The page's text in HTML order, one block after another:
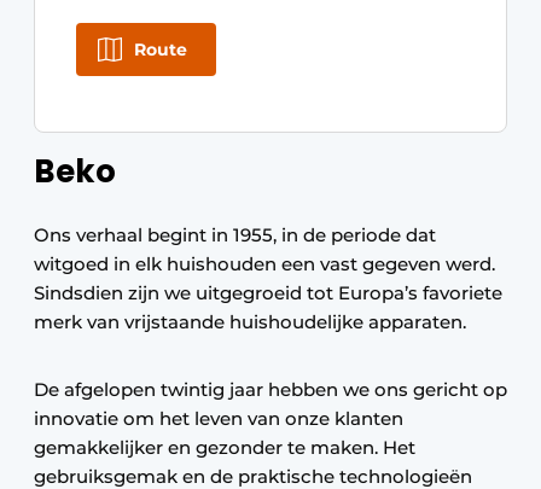
Beko
Ons verhaal begint in 1955, in de periode dat
witgoed in elk huishouden een vast gegeven werd.
Sindsdien zijn we uitgegroeid tot Europa’s favoriete
merk van vrijstaande huishoudelijke apparaten.
De afgelopen twintig jaar hebben we ons gericht op
innovatie om het leven van onze klanten
gemakkelijker en gezonder te maken. Het
gebruiksgemak en de praktische technologieën
Route